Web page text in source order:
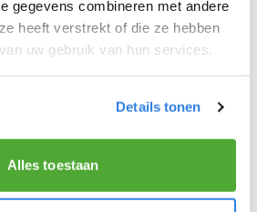
gegevens combineren met andere
heeft verstrekt of die ze hebben
uw gebruik van hun services.
Details tonen
Alles toestaan
als krantenbezorger!